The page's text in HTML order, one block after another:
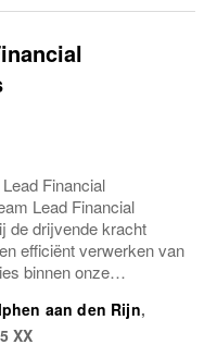
Financial
Lead Financial
de drijvende kracht
efficiënt verwerken van
binnen onze
op ons
aan...
aan den Rijn,
XX